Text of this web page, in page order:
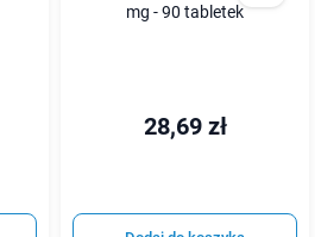
mg - 90 tabletek
28,69 zł